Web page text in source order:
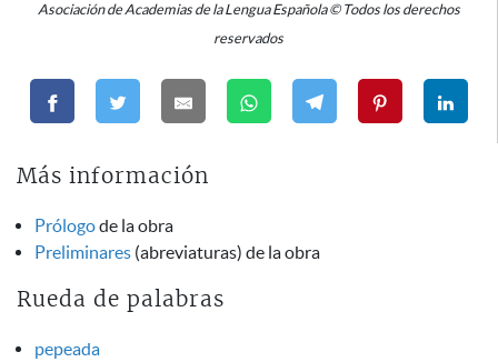
Asociación de Academias de la Lengua Española © Todos los derechos
reservados
Más información
Prólogode la obra
Preliminares (abreviaturas) de la obra
Rueda de palabras
pepeada